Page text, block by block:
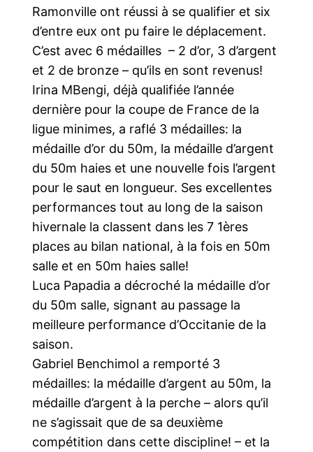
Ramonville ont réussi à se qualifier et six
d’entre eux ont pu faire le déplacement.
C’est avec 6 médailles – 2 d’or, 3 d’argent
et 2 de bronze – qu’ils en sont revenus!
Irina MBengi, déjà qualifiée l’année
dernière pour la coupe de France de la
ligue minimes, a raflé 3 médailles: la
médaille d’or du 50m, la médaille d’argent
du 50m haies et une nouvelle fois l’argent
pour le saut en longueur. Ses excellentes
performances tout au long de la saison
hivernale la classent dans les 7 1ères
places au bilan national, à la fois en 50m
salle et en 50m haies salle!
Luca Papadia a décroché la médaille d’or
du 50m salle, signant au passage la
meilleure performance d’Occitanie de la
saison.
Gabriel Benchimol a remporté 3
médailles: la médaille d’argent au 50m, la
médaille d’argent à la perche – alors qu’il
ne s’agissait que de sa deuxième
compétition dans cette discipline! – et la